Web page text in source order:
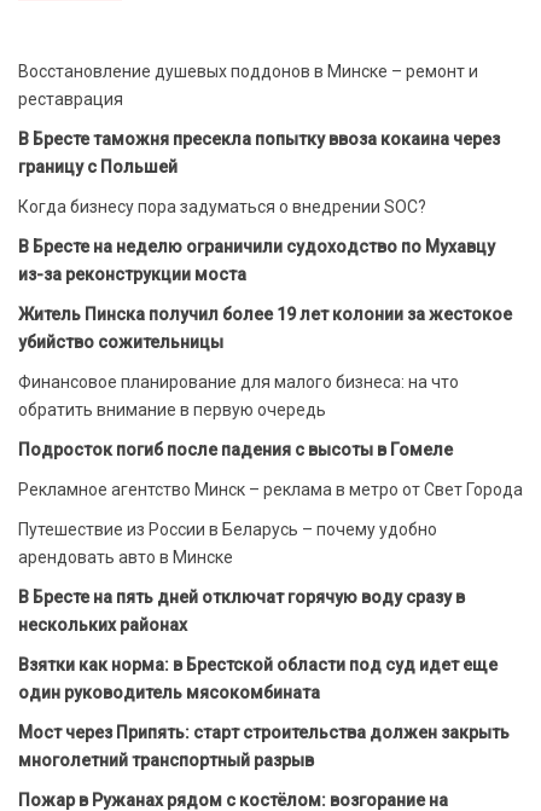
Восстановление душевых поддонов в Минске – ремонт и
реставрация
В Бресте таможня пресекла попытку ввоза кокаина через
границу с Польшей
Когда бизнесу пора задуматься о внедрении SOC?
В Бресте на неделю ограничили судоходство по Мухавцу
из-за реконструкции моста
Житель Пинска получил более 19 лет колонии за жестокое
убийство сожительницы
Финансовое планирование для малого бизнеса: на что
обратить внимание в первую очередь
Подросток погиб после падения с высоты в Гомеле
Рекламное агентство Минск – реклама в метро от Свет Города
Путешествие из России в Беларусь – почему удобно
арендовать авто в Минске
В Бресте на пять дней отключат горячую воду сразу в
нескольких районах
Взятки как норма: в Брестской области под суд идет еще
один руководитель мясокомбината
Мост через Припять: старт строительства должен закрыть
многолетний транспортный разрыв
Пожар в Ружанах рядом с костёлом: возгорание на